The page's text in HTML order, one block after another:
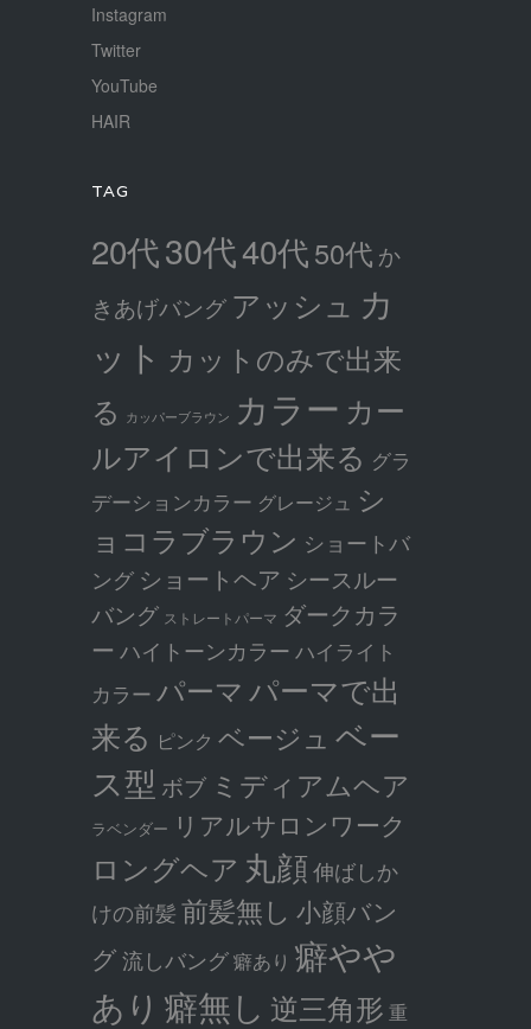
Instagram
Twitter
YouTube
HAIR
TAG
20代30代40代50代 か
きあげバング アッシュ カ
ット カットのみで出来
る カッパーブラウン カラー カー
ルアイロンで出来る グラ
デーションカラー グレージュ シ
ョコラブラウン ショートバ
ング ショートヘア シースルー
バング ストレートパーマ ダークカラ
ー ハイトーンカラー ハイライト
カラー パーマ パーマで出
来る ピンク ベージュ ベー
ス型 ボブ ミディアムヘア
ラベンダー リアルサロンワーク
ロングヘア 丸顔伸ばしか
けの前髪前髪無し 小顔バン
グ流しバング癖あり 癖やや
あり 癖無し 逆三角形 重